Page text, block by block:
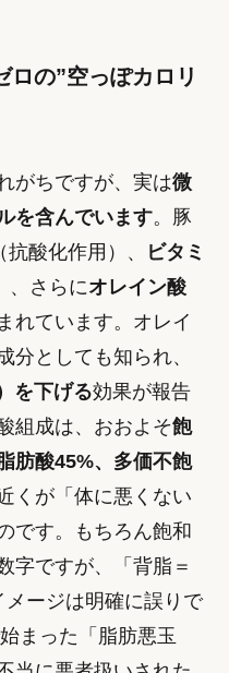
ロの”空っぽカロリ
がちですが、実は微
を含んでいます。豚
抗酸化作用）、
ビタミ
、さらにオレイン酸
れています。オレイ
分としても知られ、
を下げる効果が報告
組成は、おおよそ飽
肪酸45%、多価不飽
くが「体に悪くない
です。もちろん飽和
字ですが、「背脂＝
ージは明確に誤りで
まった「脂肪悪玉